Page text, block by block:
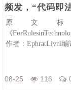
频发，“代码即
吗？
原文
《
作者：EphratLivni编
08-25 116